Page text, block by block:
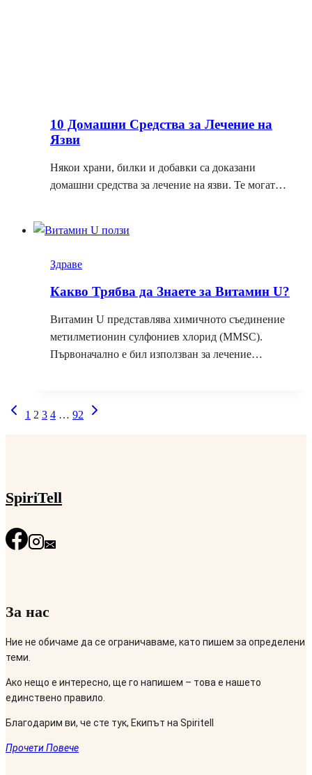
10 Домашни Средства за Лечение на
Язви
Някои храни, билки и добавки са доказани
домашни средства за лечение на язви. Те могат…
Здраве
Какво Трябва да Знаете за Витамин U?
Витамин U представлява химичното съединение
метилметионин сулфониев хлорид (MMSC).
Първоначално е бил използван за лечение…
Навигация
Предишна
1 2 3 4 … 92
Следваща
SpiriTell
За нас
Ние не обичаме да се ограничаваме, като пишем за определени
теми.
Ако нещо е интересно, ще го напишем – това е нашето
единствено правило.
Благодарим ви, че сте тук, Екипът на Spiritell
Прочети Повече